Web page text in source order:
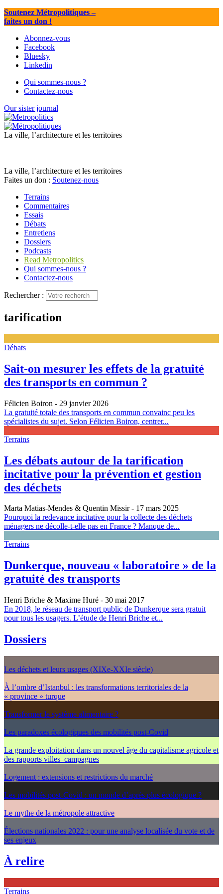
Soutenez Métropolitiques–
faites un don !
Abonnez-vous
Facebook
Bluesky
Linkedin
Qui sommes-nous ?
Contactez-nous
Our sister journal
La ville, l’architecture et les territoires
La ville, l’architecture et les territoires
Faites un don : Soutenez-nous
Terrains
Commentaires
Essais
Débats
Entretiens
Dossiers
Podcasts
Read Metropolitics
Qui sommes-nous ?
Contactez-nous
Rechercher :
tarification
Débats
Sait-on mesurer les effets de la gratuité
des transports en commun ?
Félicien Boiron - 29 janvier 2026
La gratuité totale des transports en commun convainc peu les
spécialistes du sujet. Selon Félicien Boiron, centrer...
Terrains
Les débats autour de la tarification
incitative pour la prévention et gestion
des déchets
Marta Matias-Mendes & Quentin Missir- 17 mars 2025
Pourquoi la redevance incitative pour la collecte des déchets
ménagers ne décolle-t-elle pas en France ? Manque de...
Terrains
Dunkerque, nouveau « laboratoire » de la
gratuité des transports
Henri Briche & Maxime Huré - 30 mai 2017
En 2018, le réseau de transport public de Dunkerque sera gratuit
pour tous les usagers. L’étude de Henri Briche et...
Dossiers
Les déchets et leurs usages (XIXe-XXIe siècle)
À l’ombre d’Istanbul : les transformations territoriales de la
« province » turque
Transformer le système alimentaire ?
Les paradoxes écologiques des mobilités post-Covid
La grande exploitation dans un nouvel âge du capitalisme agricole et
des rapports villes–campagnes
Logement : extensions et restrictions du marché
Les mobilités post-Covid : un monde d’après plus écologique ?
Le mythe de la métropole attractive
Élections nationales 2022 : pour une analyse localisée du vote et de
ses enjeux
À relire
Terrains